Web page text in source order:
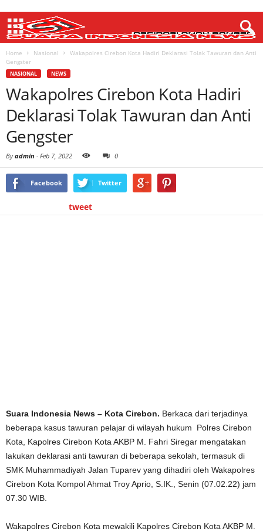
Home Nasional
Wakapolres Cirebon Kota Hadiri Deklarasi Tolak Tawuran dan Anti
Gengster
NASIONAL NEWS
Wakapolres Cirebon Kota Hadiri
Deklarasi Tolak Tawuran dan Anti
Gengster
Byadmin - Feb 7, 2022 0
Facebook Twitter
tweet
Suara Indonesia News – Kota Cirebon. Berkaca dari terjadinya
beberapa kasus tawuran pelajar di wilayah hukum Polres Cirebon
Kota, Kapolres Cirebon Kota AKBP M. Fahri Siregar mengatakan
lakukan deklarasi anti tawuran di beberapa sekolah, termasuk di
SMK Muhammadiyah Jalan Tuparev yang dihadiri oleh Wakapolres
Cirebon Kota Kompol Ahmat Troy Aprio, S.IK., Senin (07.02.22) jam
07.30 WIB.
Wakapolres Cirebon Kota mewakili Kapolres Cirebon Kota AKBP M.